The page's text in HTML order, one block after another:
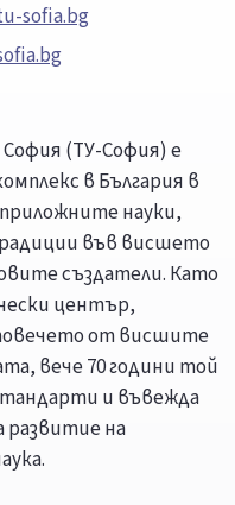
sofia.bg
(ТУ-София) е
в България в
науки,
във висшето
създатели. Като
център,
от висшите
вече 70 години той
и въвежда
на